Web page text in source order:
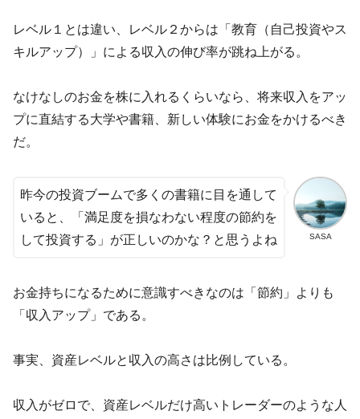
レベル１とは違い、レベル２からは「教育（自己投資やス
キルアップ）」による収入の伸び率が跳ね上がる。
なけなしのお金を株に入れるくらいなら、将来収入をアッ
プに直結する大学や書籍、新しい体験にお金をかけるべき
だ。
SASA
昨今の投資ブームで多くの書籍に目を通して
いると、「満足度を損なわない程度の節約を
して投資する」が正しいのかな？と思うよね
お金持ちになるために意識すべきなのは「節約」よりも
「収入アップ」である。
事実、資産レベルと収入の高さは比例している。
収入がゼロで、資産レベルだけ高いトレーダーのような人